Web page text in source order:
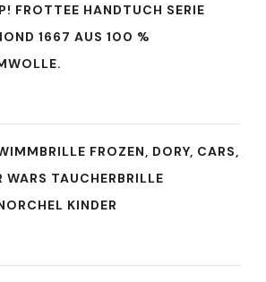
FROTTEE HANDTUCH SERIE
1667 AUS 100 %
FROZEN, DORY, CARS,
WARS TAUCHERBRILLE
KINDER